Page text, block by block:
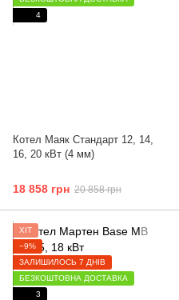
4
Котел Маяк Стандарт 12, 14,
16, 20 кВт (4 мм)
18 858 грн 20 858 грн
ХІТ
−9%
ЗАЛИШИЛОСЬ 7 ДНІВ
БЕЗКОШТОВНА ДОСТАВКА
3